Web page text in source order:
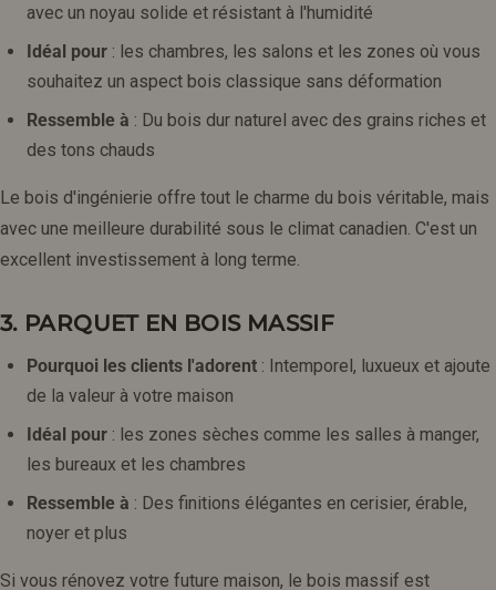
avec un noyau solide et résistant à l'humidité
Idéal pour : les chambres, les salons et les zones où vous
souhaitez un aspect bois classique sans déformation
Ressemble à : Du bois dur naturel avec des grains riches et
des tons chauds
Le bois d'ingénierie offre tout le charme du bois véritable, mais
avec une meilleure durabilité sous le climat canadien. C'est un
excellent investissement à long terme.
3. PARQUET EN BOIS MASSIF
Pourquoi les clients l'adorent : Intemporel, luxueux et ajoute
de la valeur à votre maison
Idéal pour : les zones sèches comme les salles à manger,
les bureaux et les chambres
Ressemble à : Des finitions élégantes en cerisier, érable,
noyer et plus
Si vous rénovez votre future maison, le bois massif est